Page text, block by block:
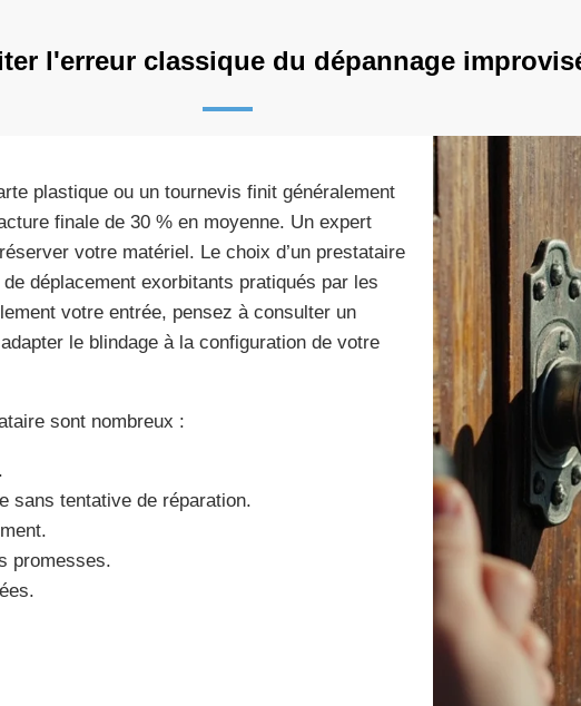
l'erreur classique du dépannage
plastique ou un tournevis finit généralement
finale de 30 % en moyenne. Un expert
votre matériel. Le choix d’un prestataire
déplacement exorbitants pratiqués par les
votre entrée, pensez à consulter un
le blindage à la configuration de votre
sont nombreux :
sans tentative de réparation.
promesses.